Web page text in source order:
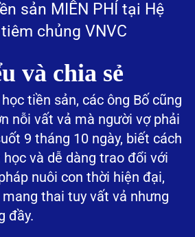
và chia sẻ
tiền sản, các ông Bố cũng
nỗi vất vả mà người vợ phải
9 tháng 10 ngày, biết cách
và dễ dàng trao đổi với
nuôi con thời hiện đại,
thai tuy vất vả nhưng
đầy.